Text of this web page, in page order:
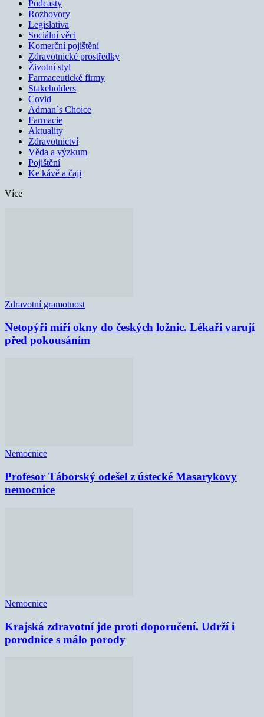
Podcasty
Rozhovory
Legislativa
Sociální věci
Komerční pojištění
Zdravotnické prostředky
Životní styl
Farmaceutické firmy
Stakeholders
Covid
Adman´s Choice
Farmacie
Aktuality
Zdravotnictví
Věda a výzkum
Pojištění
Ke kávě a čaji
Více
Zdravotní gramotnost
Netopýři míří okny do českých ložnic. Lékaři varují
před pokousáním
Nemocnice
Profesor Táborský odešel z ústecké Masarykovy
nemocnice
Nemocnice
Krajská zdravotní jde proti doporučení. Udrží i
porodnice s málo porody